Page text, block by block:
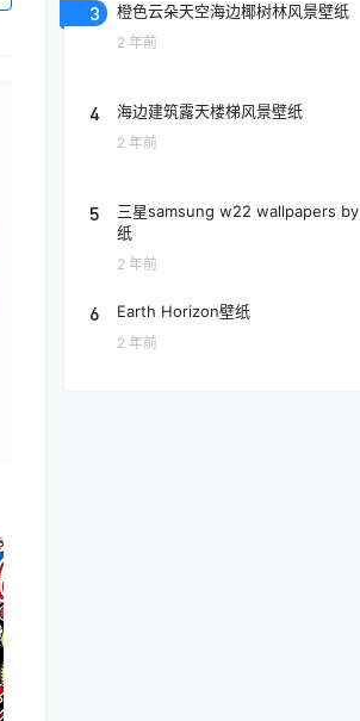
3 橙色云朵天空海边椰树林风景壁纸
2 年前
4 海边建筑露天楼梯风景壁纸
2 年前
5
三星samsung w22 wallpapers by (3)壁
纸
2 年前
6 Earth Horizon壁纸
2 年前